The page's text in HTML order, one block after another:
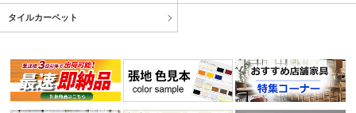
タイルカーペット